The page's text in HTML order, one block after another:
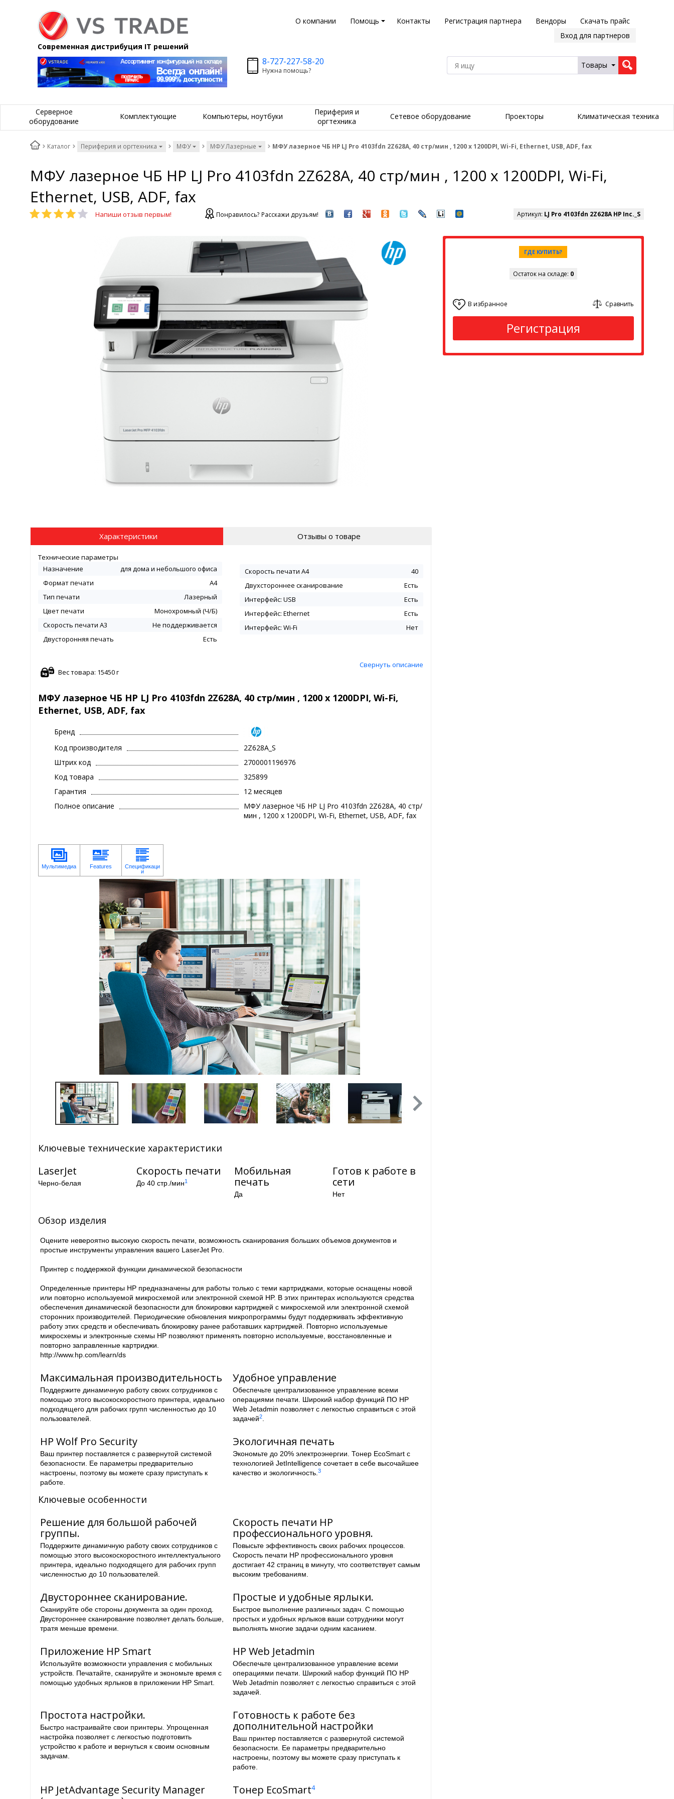
О компании Помощь Контакты Регистрация партнера Вендоры
Скачать прайс
Вход для партнеров
Современная дистрибуция IT решений
8-727-227-58-20
Нужна помощь?
Товары
Серверное
оборудование
Комплектующие Компьютеры, ноутбуки
Периферия и
оргтехника
Сетевое оборудование Проекторы Климатическая техника
Каталог Периферия и оргтехника МФУ МФУ Лазерные МФУ лазерное ЧБ HP LJ Pro 4103fdn 2Z628A, 40 стр/мин , 1200 x 1200DPI, Wi-Fi, Ethernet, USB, ADF, fax
МФУ лазерное ЧБ HP LJ Pro 4103fdn 2Z628A, 40 стр/мин , 1200 x 1200DPI, Wi-Fi,
Ethernet, USB, ADF, fax
Напиши отзыв первым! Понравилось? Расскажи друзьям! Артикул: LJ Pro 4103fdn 2Z628A HP Inc._S
ГДЕ КУПИТЬ?
Остаток на складе: 0
0 В избранное Сравнить
Регистрация
Характеристики Отзывы о товаре
Технические параметры
Назначение
для дома и небольшого офиса
Формат печати
А4
Тип печати
Лазерный
Цвет печати
Монохромный (Ч/Б)
Скорость печати A3
Не поддерживается
Двусторонняя печать
Есть
Скорость печати A4
40
Двухстороннее сканирование
Есть
Интерфейс: USB
Есть
Интерфейс: Ethernet
Есть
Интерфейс: Wi-Fi
Нет
Свернуть описание
Вес товара: 15450 г
МФУ лазерное ЧБ HP LJ Pro 4103fdn 2Z628A, 40 стр/мин , 1200 x 1200DPI, Wi-Fi,
Ethernet, USB, ADF, fax
Бренд
Код производителя
2Z628A_S
Штрих код
2700001196976
Код товара
325899
Гарантия
12 месяцев
Полное описание
МФУ лазерное ЧБ HP LJ Pro 4103fdn 2Z628A, 40 стр/
мин , 1200 x 1200DPI, Wi-Fi, Ethernet, USB, ADF, fax
Ключевые технические характеристики
LaserJet
Черно-белая
Скорость печати
До 40 стр./мин1
Мобильная
печать
Да
Готов к работе в
сети
Нет
Обзор изделия
Оцените невероятно высокую скорость печати, возможность сканирования больших объемов документов и
простые инструменты управления вашего LaserJet Pro.
Принтер с поддержкой функции динамической безопасности
Определенные принтеры HP предназначены для работы только с теми картриджами, которые оснащены новой
или повторно используемой микросхемой или электронной схемой HP. В этих принтерах используются средства
обеспечения динамической безопасности для блокировки картриджей с микросхемой или электронной схемой
сторонних производителей. Периодические обновления микропрограммы будут поддерживать эффективную
работу этих средств и обеспечивать блокировку ранее работавших картриджей. Повторно используемые
микросхемы и электронные схемы HP позволяют применять повторно используемые, восстановленные и
повторно заправленные картриджи.
http://www.hp.com/learn/ds
Максимальная производительность
Поддержите динамичную работу своих сотрудников с
помощью этого высокоскоростного принтера, идеально
подходящего для рабочих групп численностью до 10
пользователей.
Удобное управление
Обеспечьте централизованное управление всеми
операциями печати. Широкий набор функций ПО HP
Web Jetadmin позволяет с легкостью справиться с этой
задачей2.
HP Wolf Pro Security
Ваш принтер поставляется с развернутой системой
безопасности. Ее параметры предварительно
настроены, поэтому вы можете сразу приступать к
работе.
Экологичная печать
Экономьте до 20% электроэнергии. Тонер EcoSmart с
технологией JetIntelligence сочетает в себе высочайшее
качество и экологичность.3
Ключевые особенности
Решение для большой рабочей
группы.
Поддержите динамичную работу своих сотрудников с
помощью этого высокоскоростного интеллектуального
принтера, идеально подходящего для рабочих групп
численностью до 10 пользователей.
Скорость печати HP
профессионального уровня.
Повысьте эффективность своих рабочих процессов.
Скорость печати HP профессионального уровня
достигает 42 страниц в минуту, что соответствует самым
высоким требованиям.
Двустороннее сканирование.
Сканируйте обе стороны документа за один проход.
Двустороннее сканирование позволяет делать больше,
тратя меньше времени.
Простые и удобные ярлыки.
Быстрое выполнение различных задач. С помощью
простых и удобных ярлыков ваши сотрудники могут
выполнять многие задачи одним касанием.
Приложение HP Smart
Используйте возможности управления с мобильных
устройств. Печатайте, сканируйте и экономьте время с
помощью удобных ярлыков в приложении HP Smart.
HP Web Jetadmin
Обеспечьте централизованное управление всеми
операциями печати. Широкий набор функций ПО HP
Web Jetadmin позволяет с легкостью справиться с этой
задачей.
Простота настройки.
Быстро настраивайте свои принтеры. Упрощенная
настройка позволяет с легкостью подготовить
устройство к работе и вернуться к своим основным
задачам.
Готовность к работе без
дополнительной настройки
Ваш принтер поставляется с развернутой системой
безопасности. Ее параметры предварительно
настроены, поэтому вы можете сразу приступать к
работе.
HP JetAdvantage Security Manager
Тонер EcoSmart4